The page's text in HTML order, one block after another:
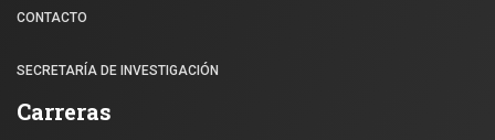
CONTACTO
SECRETARÍA DE INVESTIGACIÓN
Carreras